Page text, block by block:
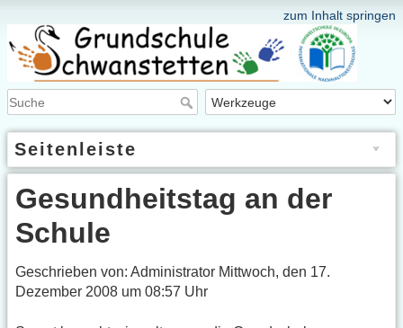
zum Inhalt springen
Seitenleiste
Gesundheitstag an der
Schule
Geschrieben von: Administrator Mittwoch, den 17.
Dezember 2008 um 08:57 Uhr